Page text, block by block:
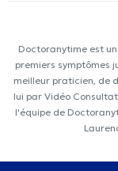
Doctoranytime est
premiers symptômes
meilleur praticien, de
lui par Vidéo
l'équipe de